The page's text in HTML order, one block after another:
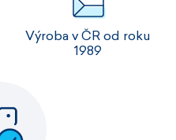
Výroba v ČR od roku
1989